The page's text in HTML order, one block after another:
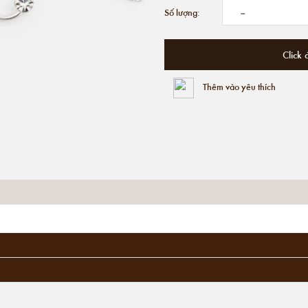
Số lượng: -
Click
Thêm vào yêu thích